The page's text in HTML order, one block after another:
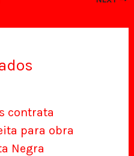
contrata
para obra
Negra